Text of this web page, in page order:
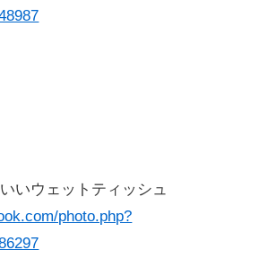
いウェットティッシュ
photo.php?